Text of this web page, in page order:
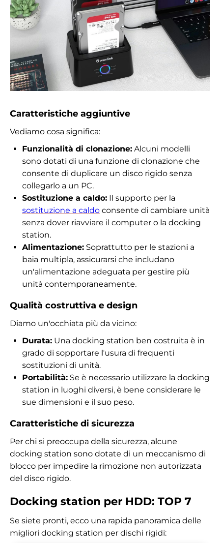
Caratteristiche aggiuntive
Vediamo cosa significa:
Funzionalità di clonazione: Alcuni modelli
sono dotati di una funzione di clonazione che
consente di duplicare un disco rigido senza
collegarlo a un PC.
Sostituzione a caldo: Il supporto per la
sostituzione a caldo consente di cambiare unità
senza dover riavviare il computer o la docking
station.
Alimentazione: Soprattutto per le stazioni a
baia multipla, assicurarsi che includano
un'alimentazione adeguata per gestire più
unità contemporaneamente.
Qualità costruttiva e design
Diamo un'occhiata più da vicino:
Durata: Una docking station ben costruita è in
grado di sopportare l'usura di frequenti
sostituzioni di unità.
Portabilità: Se è necessario utilizzare la docking
station in luoghi diversi, è bene considerare le
sue dimensioni e il suo peso.
Caratteristiche di sicurezza
Per chi si preoccupa della sicurezza, alcune
docking station sono dotate di un meccanismo di
blocco per impedire la rimozione non autorizzata
del disco rigido.
Docking station per HDD: TOP 7
Se siete pronti, ecco una rapida panoramica delle
migliori docking station per dischi rigidi: